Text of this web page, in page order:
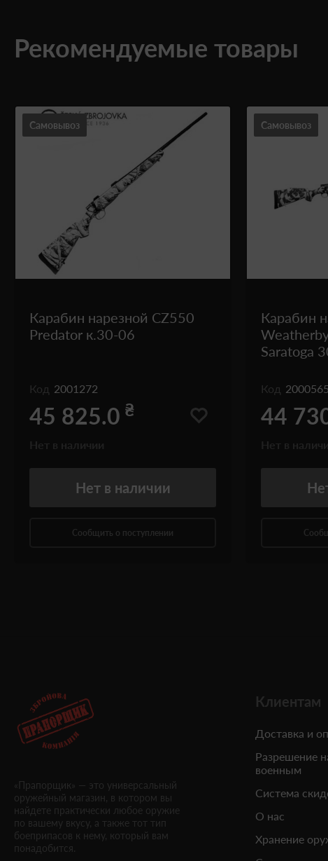
Рекомендуемые товары
Самовывоз
Карабин нарезной CZ550
Predator к.30-06
Код 2001272
45 825.0 ₴
Нет в наличии
Сообщить о поступлении
Самовывоз
Карабин
Saratoga
Код 2000565
44
«Прапорщик» — это универсальный
оружейный магазин, в котором вы
найдете практически любое оружие
по вашему вкусу, а также тот тип
боеприпасов к нему, который вам
понадобится.
Клиентам
Доставка и
Разрешение
военным
Система
О нас
Хранение